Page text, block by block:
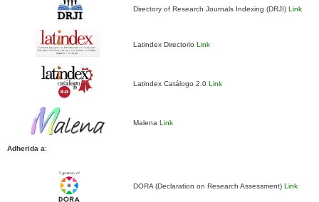
Directory of Research Journals Indexing (DRJI) Link
Latindex Directorio Link
Latindex Catálogo 2.0 Link
Malena Link
Adherida a:
DORA (Declaration on Research Assessment) Link